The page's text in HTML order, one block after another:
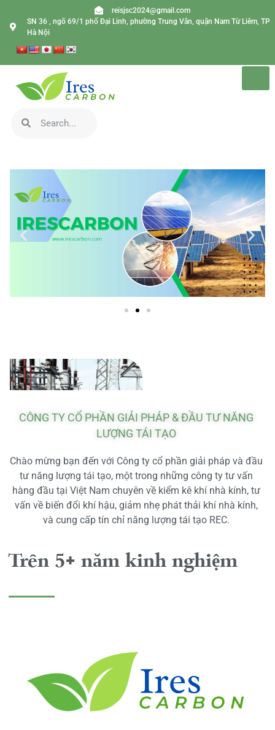
reisjsc2024@gmail.com
SN 36 , ngõ 69/1 phố Đại Linh, phường Trung Văn, quận Nam Từ Liêm, TP
Hà Nội
CÔNG TY CỔ PHẦN GIẢI PHÁP & ĐẦU TƯ NĂNG
LƯỢNG TÁI TẠO
Chào mừng bạn đến với Công ty cổ phần giải pháp và đầu
tư năng lượng tái tạo, một trong những công ty tư vấn
hàng đầu tại Việt Nam chuyên về kiểm kê khí nhà kính, tư
vấn về biến đổi khí hậu, giảm nhẹ phát thải khí nhà kính,
và cung cấp tín chỉ năng lượng tái tạo REC.
Trên 5+ năm kinh nghiệm